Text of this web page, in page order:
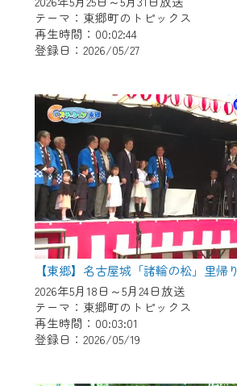
テーマ：東郷町のトピックス
再生時間：00:02:44
登録日：2026/05/27
【東郷】名古屋城「諸輪の松」里帰り
2026年5月18日～5月24日放送
テーマ：東郷町のトピックス
再生時間：00:03:01
登録日：2026/05/19